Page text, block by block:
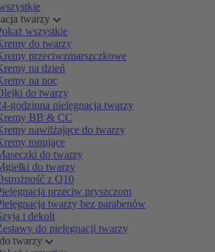
twarzy
wszystkie
do twarzy
przeciwzmarszczkowe
na dzień
na noc
do twarzy
godzinna pielęgnacja twarzy
BB & CC
nawilżające do twarzy
tonujące
do twarzy
do twarzy
z Q10
przeciw pryszczom
twarzy bez parabenów
i dekolt
do pielęgnacji twarzy
twarzy